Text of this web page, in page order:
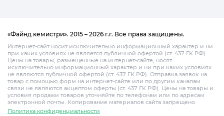
«Файнд кемистри». 2015 – 2026 г.г. Все права защищены.
Интернет-сайт носит исключительно информационный характер и ни
при каких условиях не является публичной офертой (ст. 437 ГК РФ).
Цены на товары, размещенные на интернет-сайте, носят
исключительно информационный характер и ни при каких условиях
не являются публичной офертой (ст. 437 ГК РФ). Отправка заявок на
товар с помощью форм на интернет-сайте или по другим каналам
связи не являются акцептом оферты (ст. 437 ГК РФ). Цены на товары и
условия продажи товаров уточняйте по телефонам или по адресам
электронной почты. Копирование материалов сайта запрещено.
Политика конфиденциальности